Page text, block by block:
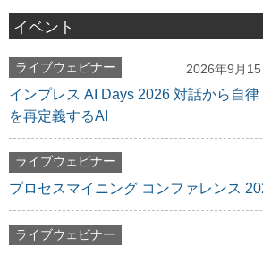
イベント
ライブウェビナー 2026年9月
インプレス AI Days 2026 対話から自
を再定義するAI
ライブウェビナー
プロセスマイニング コンファレンス
ライブウェビナー